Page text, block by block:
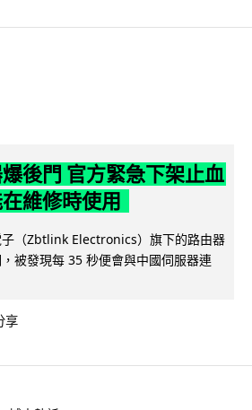
後門 官方緊急下架止血
維修時使用
（Zbtlink Electronics）旗下的路由器
被發現每 35 秒便會與中國伺服器連
享